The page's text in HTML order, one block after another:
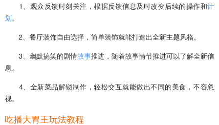
1、观众反馈时刻关注，根据反馈信息及时改变后续的操作和计
划。
2、餐厅装饰自由选择，简单装饰就能打造出全新主题风格。
3、幽默搞笑的剧情故事推进，随着故事情节推进可以了解全新信
息。
4、全新菜品解锁制作，轻松交互就能做出不同的美食，不容忽
视。
吃播大胃王玩法教程